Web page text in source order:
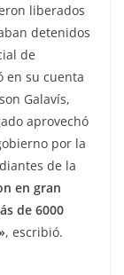
liberados
detenidos
de
en su cuenta
Galavís,
aprovechó
por la
de la
en gran
de 6000
, escribió.